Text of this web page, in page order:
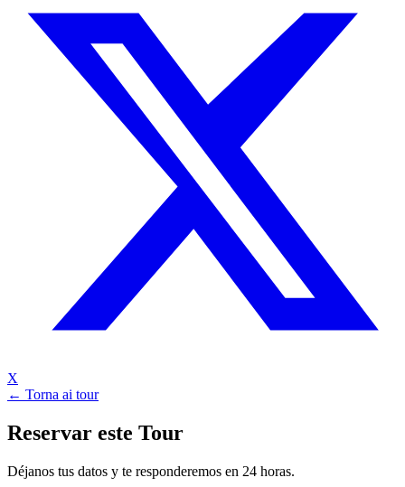
X
← Torna ai tour
Reservar este Tour
Déjanos tus datos y te responderemos en 24 horas.